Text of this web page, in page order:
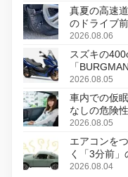
真夏の高速
のドライブ
2026.08.06
スズキの
「
変更し、8月
2026.08.05
車内での仮
なしの危険性
2026.08.05
エアコンを
く「3分前
2026.08.04